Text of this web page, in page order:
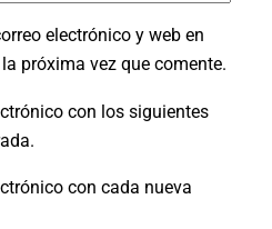
electrónico y web en
próxima vez que comente.
con los siguientes
con cada nueva